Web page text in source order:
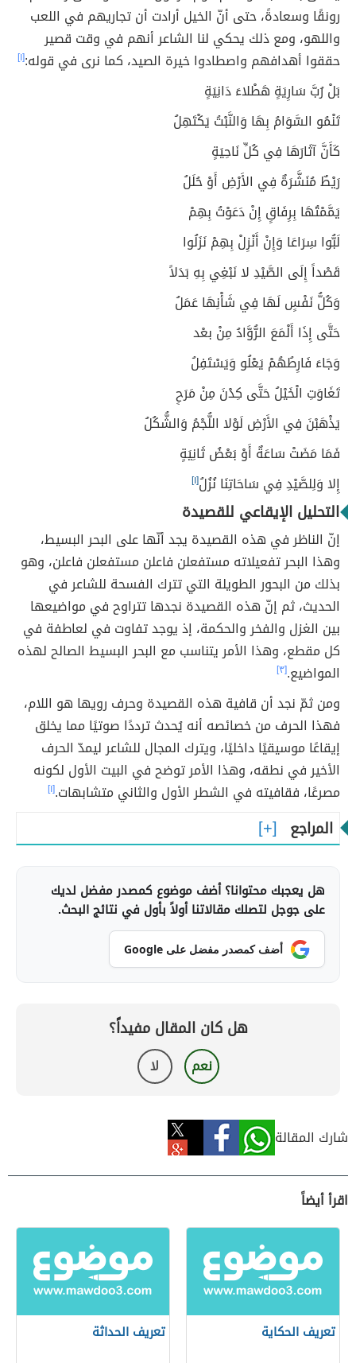
رونقًا وسعادةً، حتى أنّ الخيل أرادت أن تجاريهم في اللعب
واللهو، ومع ذلك يحكي لنا الشاعر أنهم في وقت قصير
حققوا أهدافهم واصطادوا خيرة الصيد، كما نرى في قوله:[١]
بَلْ رُبَّ سَارِيَةٍ هَطْلاءَ دَانِيَةٍ
تَنْمُو السَّوَامُ بِهَا وَالنَّبْتُ يَكْتَهِلُ
كَأَنَّ آثَارَهَا فِي كُلِّ نَاحِيَةٍ
رَيْطٌ مُنَشَّرَةٌ فِي الأَرْضِ أَوْ حُلَلُ
يَمَّمْتُهَا بِرِفَاقٍ إِنْ دَعَوْتُ بِهِمْ
لَبُّوا سِرَاعَا وَإِنْ أَنْزِلْ بِهِمْ نَزَلُوا
قَصْداً إِلَى الصَّيْدِ لا نَبْغِي بِهِ بَدَلاً
وَكُلُّ نَفْسٍ لَهَا فِي شَأْنِهَا عَمَلُ
حَتَّى إِذَا أَلْمَعَ الرُّوَّادُ مِنْ بعْد
وَجَاءَ فَارِطُهُمْ يَعْلُو وَيَسْتَفِلُ
تَغَاوَتِ الْخَيْلُ حَتَّى كِدْنَ مِنْ مَرَحٍ
يَذْهَبْنَ فِي الأَرْضِ لَوْلا اللُّجْمُ وَالشُّكُلُ
فَمَا مَضَتْ سَاعَةٌ أَوْ بَعْضُ ثَانِيَةٍ
إِلا وَلِلصَّيْدِ فِي سَاحَاتِنَا نُزُلُ[١]
التحليل الإيقاعي للقصيدة
إنّ الناظر في هذه القصيدة يجد أنّها على البحر البسيط،
وهذا البحر تفعيلاته مستفعلن فاعلن مستفعلن فاعلن، وهو
بذلك من البحور الطويلة التي تترك الفسحة للشاعر في
الحديث، ثم إنّ هذه القصيدة نجدها تتراوح في مواضيعها
بين الغزل والفخر والحكمة، إذ يوجد تفاوت في لعاطفة في
كل مقطع، وهذا الأمر يتناسب مع البحر البسيط الصالح لهذه
المواضيع.[٣]
ومن ثمّ نجد أن قافية هذه القصيدة وحرف رويها هو اللام،
فهذا الحرف من خصائصه أنه يُحدث ترددًا صوتيًا مما يخلق
إيقاعًا موسيقيًا داخليًا، ويترك المجال للشاعر ليمدّ الحرف
الأخير في نطقه، وهذا الأمر توضح في البيت الأول لكونه
مصرعًا، فقافيته في الشطر الأول والثاني متشابهات.[١]
المراجع
هل يعجبك محتوانا؟ أضف موضوع كمصدر مفضل لديك
على جوجل لتصلك مقالاتنا أولاً بأول في نتائج البحث.
أضف كمصدر مفضل على Google
هل كان المقال مفيداً؟
نعم لا
شارك المقالة
اقرأ أيضاً
تعريف الحكاية تعريف الحداثة